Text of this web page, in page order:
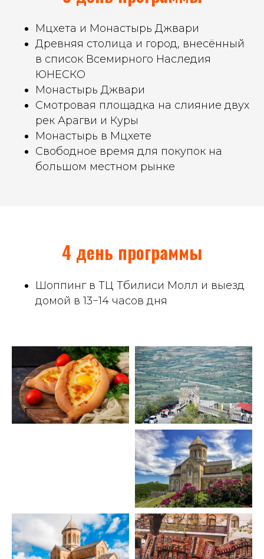
Мцхета и Монастырь Джвари
Древняя столица и город, внесённый
в список Всемирного Наследия
ЮНЕСКО
Монастырь Джвари
Смотровая площадка на слияние двух
рек Арагви и Куры
Монастырь в Мцхете
Свободное время для покупок на
большом местном рынке
4 день программы
Шоппинг в ТЦ Тбилиси Молл и выезд
домой в 13−14 часов дня